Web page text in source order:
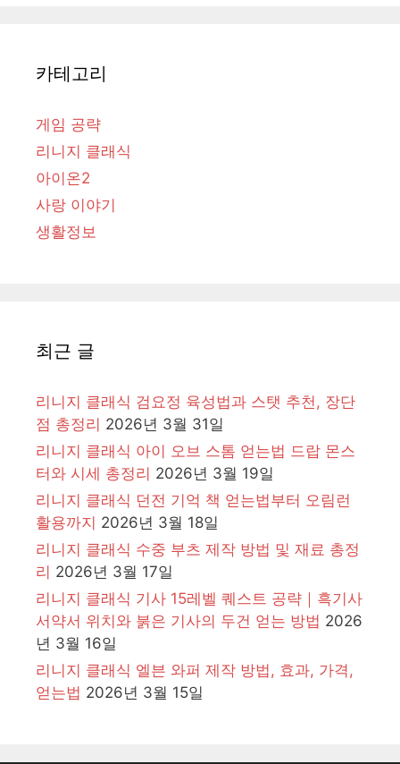
카테고리
게임 공략
리니지 클래식
아이온2
사랑 이야기
생활정보
최근 글
리니지 클래식 검요정 육성법과 스탯 추천, 장단
점 총정리 2026년 3월 31일
리니지 클래식 아이 오브 스톰 얻는법 드랍 몬스
터와 시세 총정리 2026년 3월 19일
리니지 클래식 던전 기억 책 얻는법부터 오림런
활용까지 2026년 3월 18일
리니지 클래식 수중 부츠 제작 방법 및 재료 총정
리 2026년 3월 17일
리니지 클래식 기사 15레벨 퀘스트 공략｜흑기사
서약서 위치와 붉은 기사의 두건 얻는 방법 2026
년 3월 16일
리니지 클래식 엘븐 와퍼 제작 방법, 효과, 가격,
얻는법 2026년 3월 15일